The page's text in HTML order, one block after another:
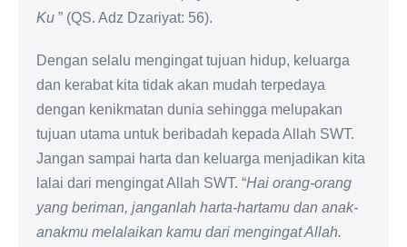
Ku ” (QS. Adz Dzariyat: 56).
Dengan selalu mengingat tujuan hidup, keluarga
dan kerabat kita tidak akan mudah terpedaya
dengan kenikmatan dunia sehingga melupakan
tujuan utama untuk beribadah kepada Allah SWT.
Jangan sampai harta dan keluarga menjadikan kita
lalai dari mengingat Allah SWT. “Hai orang-orang
yang beriman, janganlah harta-hartamu dan anak-
anakmu melalaikan kamu dari mengingat Allah.